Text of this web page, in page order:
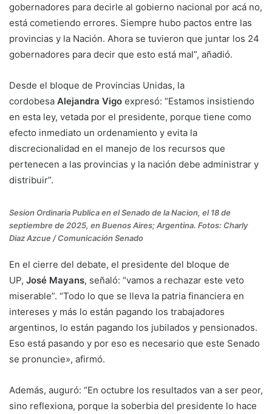
gobernadores para decirle al gobierno nacional por acá no,
está cometiendo errores. Siempre hubo pactos entre las
provincias y la Nación. Ahora se tuvieron que juntar los 24
gobernadores para decir que esto está mal”, añadió.
Desde el bloque de Provincias Unidas, la
cordobesa Alejandra Vigo expresó: “Estamos insistiendo
en esta ley, vetada por el presidente, porque tiene como
efecto inmediato un ordenamiento y evita la
discrecionalidad en el manejo de los recursos que
pertenecen a las provincias y la nación debe administrar y
distribuir”.
Sesion Ordinaria Publica en el Senado de la Nacion, el 18 de
septiembre de 2025, en Buenos Aires; Argentina. Fotos: Charly
Diaz Azcue / Comunicación Senado
En el cierre del debate, el presidente del bloque de
UP, José Mayans, señaló: “vamos a rechazar este veto
miserable”. “Todo lo que se lleva la patria financiera en
intereses y más lo están pagando los trabajadores
argentinos, lo están pagando los jubilados y pensionados.
Eso está pasando y por eso es necesario que este Senado
se pronuncie», afirmó.
Además, auguró: “En octubre los resultados van a ser peor,
sino reflexiona, porque la soberbia del presidente lo hace